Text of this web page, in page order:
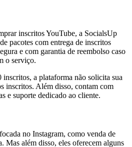
inscritos YouTube, a SocialsUp
pacotes com entrega de inscritos
e com garantia de reembolso caso
o serviço.
inscritos, a plataforma não solicita sua
inscritos. Além disso, contam com
e suporte dedicado ao cliente.
no Instagram, como venda de
Mas além disso, eles oferecem alguns